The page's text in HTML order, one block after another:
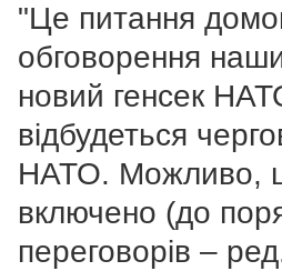
"Це питання
обговорення
новий генсек
відбудеться
НАТО. Можливо,
включено (до
переговорів –